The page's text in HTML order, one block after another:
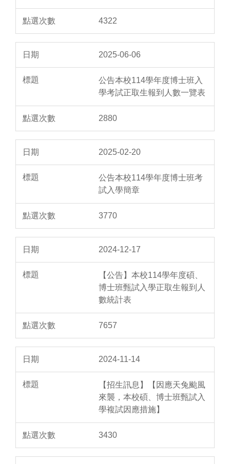
4322
2025-06-06
公告本校114學年度博士班入
學考試正取生報到人數一覽表
2880
2025-02-20
公告本校114學年度博士班考
試入學簡章
3770
2024-12-17
【公告】本校114學年度碩、
博士班甄試入學正取生報到人
數統計表
7657
2024-11-14
【招生訊息】【因應天兔颱風
來襲，本校碩、博士班甄試入
學複試因應措施】
3430